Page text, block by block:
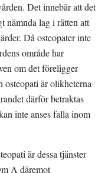
Det innebär att det
nämnda lag i rätten att
Då osteopater inte
område har
om det föreligger
är olikheterna
därför betraktas
inte anses falla inom
är dessa tjänster
A däremot